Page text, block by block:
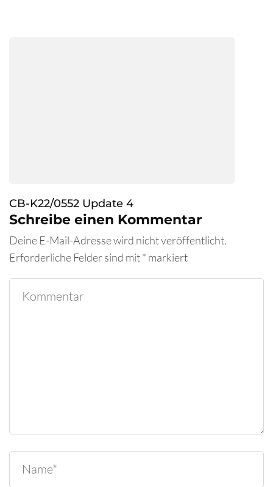
CB-K22/0552 Update 4
Schreibe einen Kommentar
Deine E-Mail-Adresse wird nicht veröffentlicht.
Erforderliche Felder sind mit* markiert